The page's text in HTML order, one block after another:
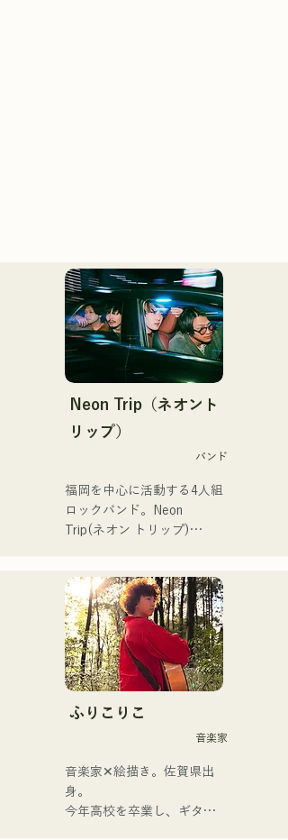
Neon Trip（ネオント
リップ）
バンド
福岡を中心に活動する4人組
ロックバンド。Neon
Trip(ネオン トリップ)
歌謡ロックのエッセンスが
Vo&Gt.神谷優馬の艶のある
歌声でノスタルジーを感じ
る楽曲に息づいている。
Vo&Gt.神谷優馬を中心に生
み出す、時に優しく、時に
ルーツが加わり幅広い楽曲
を生み出し、『令和歌謡ロ
ック』を掲げ活動してい
ふりこりこ
音楽家
音楽家✕絵描き。佐賀県出
身。
今年高校を卒業し、ギター